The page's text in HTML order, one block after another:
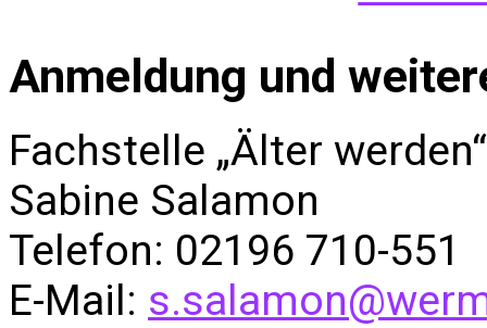
Anmeldung und
Fachstelle „Älter
Sabine Salamon
Telefon: 02196 710-551
E-Mail: